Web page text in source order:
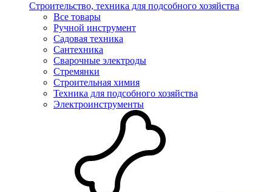
Строительство, техника для подсобного хозяйства
Все товары
Ручной инструмент
Садовая техника
Сантехника
Сварочные электроды
Стремянки
Строительная химия
Техника для подсобного хозяйства
Электроинструменты